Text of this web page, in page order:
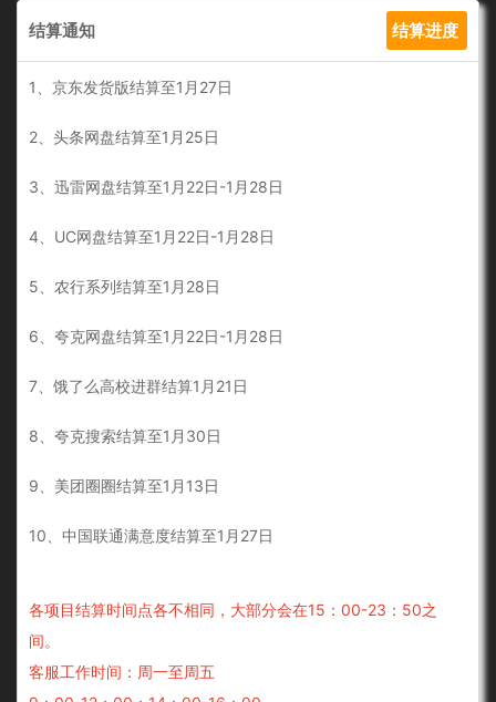
结算通知 结算进度
1、京东发货版结算至1月27日
2、头条网盘结算至1 月25日
3、迅雷网盘结算至1月22日-1 月28日
4、UC网盘结算至1月22日-1 月28日
5、农行系列结算至1 月28日
6、 夸克网盘结算至1月22日-1 月28日
7、 饿了么高校进群结算1月21日
8、 夸克搜索结算至1 月30日
9、美团圈圈结算至1 月13日
10、中国联通满意度结算至1月27日
各项目结算时间点各不相同，大部分会在15：00-23：50之
间。
客服工作时间：周一至周五